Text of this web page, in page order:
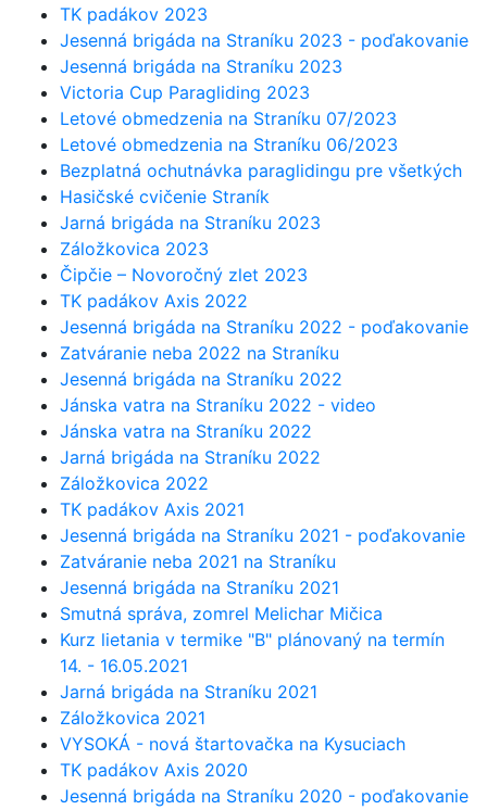
TK padákov 2023
Jesenná brigáda na Straníku 2023 - poďakovanie
Jesenná brigáda na Straníku 2023
Victoria Cup Paragliding 2023
Letové obmedzenia na Straníku 07/2023
Letové obmedzenia na Straníku 06/2023
Bezplatná ochutnávka paraglidingu pre všetkých
Hasičské cvičenie Straník
Jarná brigáda na Straníku 2023
Záložkovica 2023
Čipčie – Novoročný zlet 2023
TK padákov Axis 2022
Jesenná brigáda na Straníku 2022 - poďakovanie
Zatváranie neba 2022 na Straníku
Jesenná brigáda na Straníku 2022
Jánska vatra na Straníku 2022 - video
Jánska vatra na Straníku 2022
Jarná brigáda na Straníku 2022
Záložkovica 2022
TK padákov Axis 2021
Jesenná brigáda na Straníku 2021 - poďakovanie
Zatváranie neba 2021 na Straníku
Jesenná brigáda na Straníku 2021
Smutná správa, zomrel Melichar Mičica
Kurz lietania v termike "B" plánovaný na termín
14. - 16.05.2021
Jarná brigáda na Straníku 2021
Záložkovica 2021
VYSOKÁ - nová štartovačka na Kysuciach
TK padákov Axis 2020
Jesenná brigáda na Straníku 2020 - poďakovanie